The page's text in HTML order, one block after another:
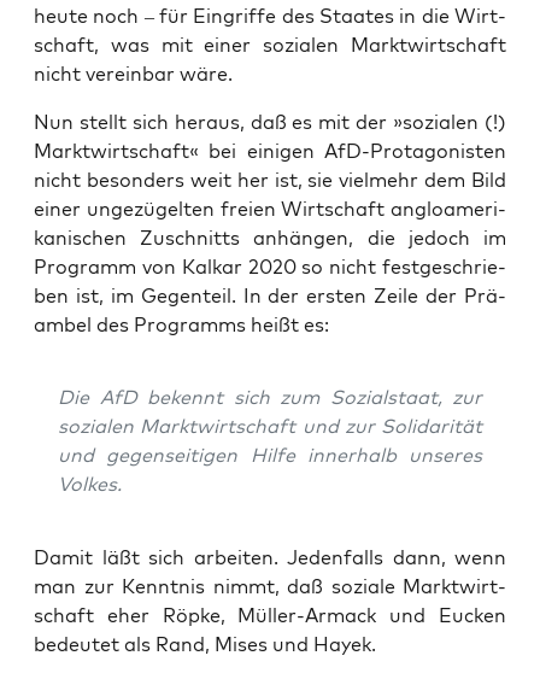
heu­te noch – für Ein­grif­fe des Staa­tes in die Wirt­
schaft, was mit einer sozia­len Markt­wirt­schaft
nicht ver­ein­bar wäre.
Nun stellt sich her­aus, daß es mit der »sozia­len (!)
Markt­wirt­schaft« bei eini­gen AfD-Prot­ago­nis­ten
nicht beson­ders weit her ist, sie viel­mehr dem Bild
einer unge­zü­gel­ten frei­en Wirt­schaft anglo­ame­ri­
ka­ni­schen Zuschnitts anhän­gen, die jedoch im
Pro­gramm von Kal­kar 2020 so nicht fest­ge­schrie­
ben ist, im Gegen­teil. In der ers­ten Zei­le der Prä­
am­bel des Pro­gramms heißt es:
Die AfD bekennt sich zum Sozi­al­staat, zur
sozia­len Markt­wirt­schaft und zur Soli­da­ri­tät
und gegen­sei­ti­gen Hil­fe inner­halb unse­res
Volkes.
Damit läßt sich arbei­ten. Jeden­falls dann, wenn
man zur Kennt­nis nimmt, daß sozia­le Markt­wirt­
schaft eher Röp­ke, Mül­ler-Arm­ack und Eucken
bedeu­tet als Rand, Mises und Hayek.